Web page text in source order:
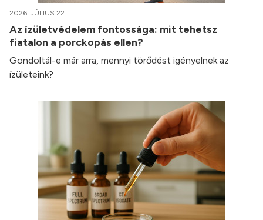
2026. JÚLIUS 22.
Az ízületvédelem fontossága: mit tehetsz
fiatalon a porckopás ellen?
Gondoltál-e már arra, mennyi törődést igényelnek az
ízületeink?